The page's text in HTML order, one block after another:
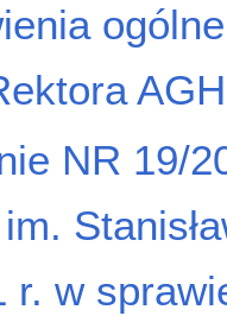
NR 19/
r. w